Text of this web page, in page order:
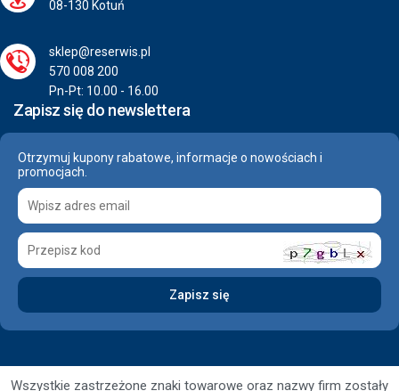
08-130 Kotuń
sklep@reserwis.pl
570 008 200
Pn-Pt: 10.00 - 16.00
Zapisz się do newslettera
Otrzymuj kupony rabatowe, informacje o nowościach i
promocjach.
Wszystkie zastrzeżone znaki towarowe oraz nazwy firm zostały